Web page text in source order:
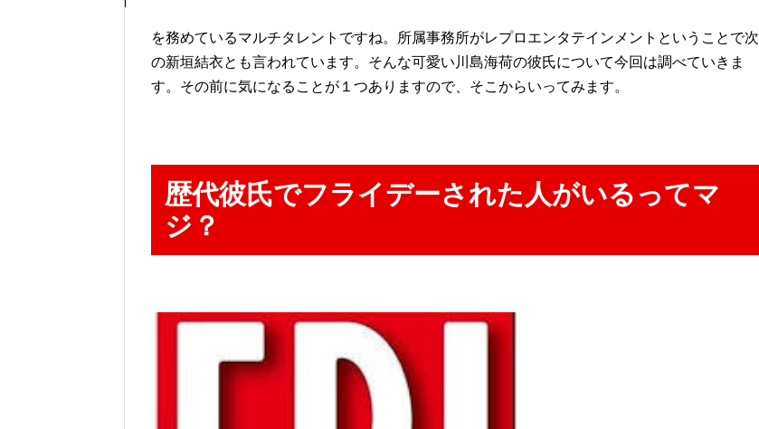
を務めているマルチタレントですね。所属事務所がレプロエンタテインメントということで次
の新垣結衣とも言われています。そんな可愛い川島海荷の彼氏について今回は調べていきま
す。その前に気になることが１つありますので、そこからいってみます。
歴代彼氏でフライデーされた人がいるってマ
ジ？